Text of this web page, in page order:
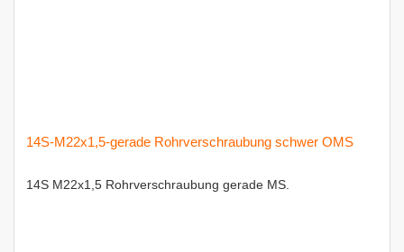
14S-M22x1,5-gerade Rohrverschraubung schwer OMS
14S M22x1,5 Rohrverschraubung gerade MS.